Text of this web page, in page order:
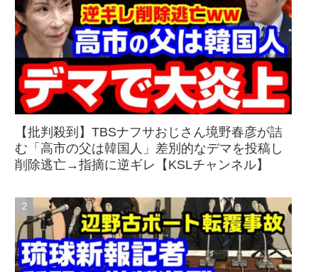
【批判殺到】TBSナフサおじさん境野春彦が詰
む「高市の父は韓国人」差別的なデマを投稿し
削除逃亡→指摘に逆ギレ【KSLチャンネル】